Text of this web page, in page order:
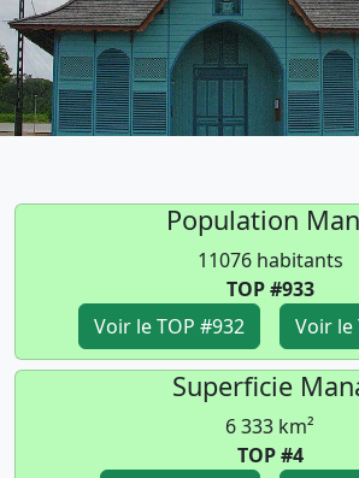
Population
11076 habitants
TOP #933
Voir le TOP #932
Voir le
Superficie
6 333 km²
TOP #4